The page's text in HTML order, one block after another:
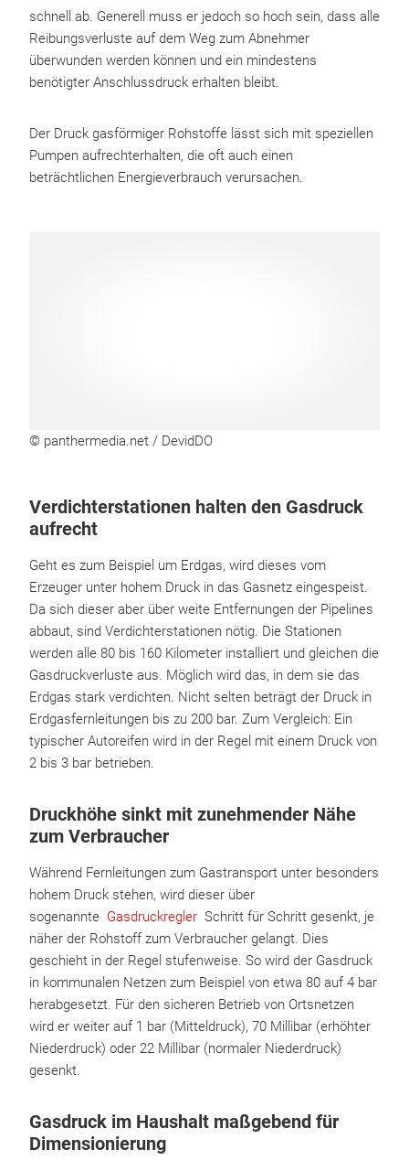
schnell ab. Generell muss er jedoch so hoch sein, dass alle
Reibungsverluste auf dem Weg zum Abnehmer
überwunden werden können und ein mindestens
benötigter Anschlussdruck erhalten bleibt.
Der Druck gasförmiger Rohstoffe lässt sich mit speziellen
Pumpen aufrechterhalten, die oft auch einen
beträchtlichen Energieverbrauch verursachen.
© panthermedia.net / DevidDO
Verdichterstationen halten den Gasdruck
aufrecht
Geht es zum Beispiel um Erdgas, wird dieses vom
Erzeuger unter hohem Druck in das Gasnetz eingespeist.
Da sich dieser aber über weite Entfernungen der Pipelines
abbaut, sind Verdichterstationen nötig. Die Stationen
werden alle 80 bis 160 Kilometer installiert und gleichen die
Gasdruckverluste aus. Möglich wird das, in dem sie das
Erdgas stark verdichten. Nicht selten beträgt der Druck in
Erdgasfernleitungen bis zu 200 bar. Zum Vergleich: Ein
typischer Autoreifen wird in der Regel mit einem Druck von
2 bis 3 bar betrieben.
Druckhöhe sinkt mit zunehmender Nähe
zum Verbraucher
Während Fernleitungen zum Gastransport unter besonders
hohem Druck stehen, wird dieser über
sogenannte Gasdruckregler Schritt für Schritt gesenkt, je
näher der Rohstoff zum Verbraucher gelangt. Dies
geschieht in der Regel stufenweise. So wird der Gasdruck
in kommunalen Netzen zum Beispiel von etwa 80 auf 4 bar
herabgesetzt. Für den sicheren Betrieb von Ortsnetzen
wird er weiter auf 1 bar (Mitteldruck), 70 Millibar (erhöhter
Niederdruck) oder 22 Millibar (normaler Niederdruck)
gesenkt.
Gasdruck im Haushalt maßgebend für
Dimensionierung